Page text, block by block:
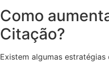
Como
Citação?
Existem algumas